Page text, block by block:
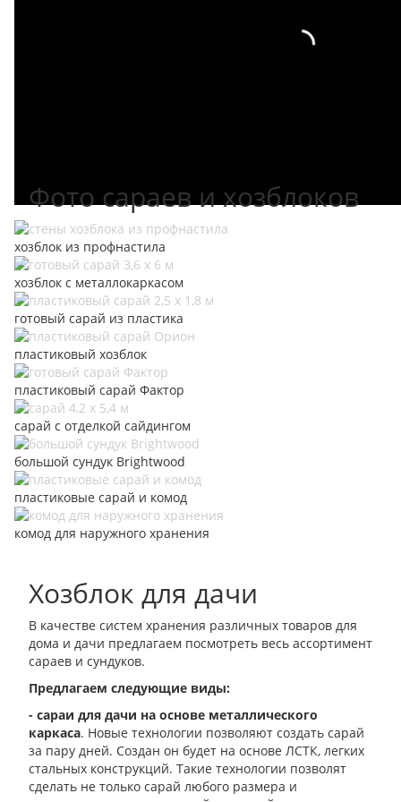
Фото сараев и хозблоков
хозблок из профнастила
хозблок с металлокаркасом
готовый сарай из пластика
пластиковый хозблок
пластиковый сарай Фактор
сарай с отделкой сайдингом
большой сундук Brightwood
пластиковые сарай и комод
комод для наружного хранения
Хозблок для дачи
В качестве систем хранения различных товаров для
дома и дачи предлагаем посмотреть весь ассортимент
сараев и сундуков.
Предлагаем следующие виды:
- сараи для дачи на основе металлического
каркаса. Новые технологии позволяют создать сарай
за пару дней. Создан он будет на основе ЛСТК, легких
стальных конструкций. Такие технологии позволят
сделать не только сарай любого размера и